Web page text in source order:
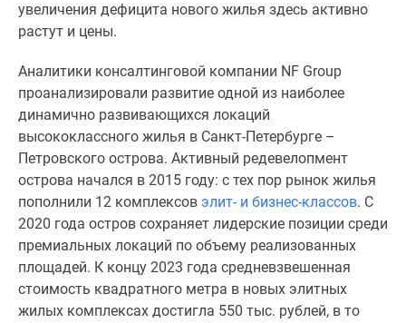
карте
Эксперты
авторы
Машино-
места
Специальные
предложения
Апартаменты
Новостройки
карте
комнатные
увеличения дефицита нового жилья здесь активно
растут и цены.
Аналитики консалтинговой компании NF Group
проанализировали развитие одной из наиболее
динамично развивающихся локаций
высококлассного жилья в Санкт-Петербурге –
Петровского острова. Активный редевелопмент
острова начался в 2015 году: с тех пор рынок жилья
пополнили 12 комплексов элит- и бизнес-классов. С
2020 года остров сохраняет лидерские позиции среди
премиальных локаций по объему реализованных
площадей. К концу 2023 года средневзвешенная
стоимость квадратного метра в новых элитных
жилых комплексах достигла 550 тыс. рублей, в то